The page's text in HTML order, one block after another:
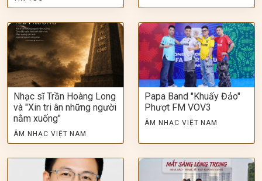
Nhạc sĩ Trần Hoàng Long
và "Xin tri ân những người
nằm xuống"
ÂM NHẠC VIỆT NAM
Papa Band "Khuấy Đảo"
Phượt FM VOV3
ÂM NHẠC VIỆT NAM